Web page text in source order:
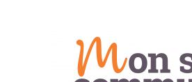
connecter